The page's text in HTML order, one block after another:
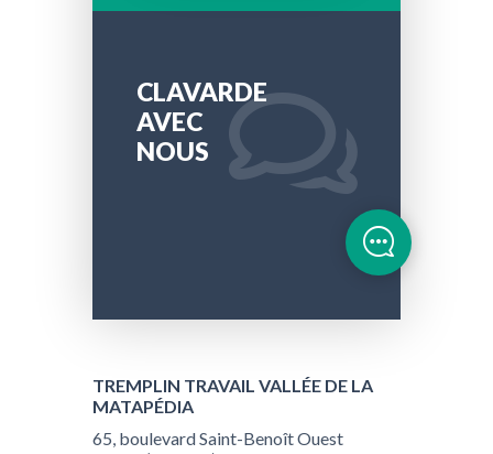
CLAVARDE
AVEC
NOUS
TREMPLIN TRAVAIL VALLÉE DE LA
MATAPÉDIA
65, boulevard Saint-Benoît Ouest